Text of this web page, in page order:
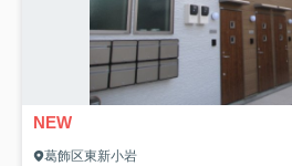
NEW
葛飾区東新小岩